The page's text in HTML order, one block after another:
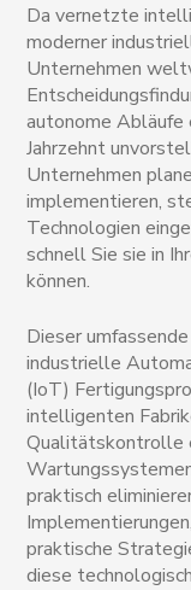
Da vernetzte
moderner
Unternehmen
autonome Abläufe
Jahrzehnt
Unternehmen
implementieren,
Technologien
schnell Sie sie in
können.
Dieser
industrielle
(IoT)
intelligenten
Qualitätskontrolle
praktisch
praktische
diese